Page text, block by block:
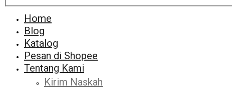
Home
Blog
Katalog
Pesan di Shopee
Tentang Kami
Kirim Naskah